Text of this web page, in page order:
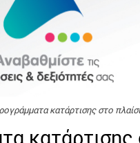
κατάρτισης στο
κατάρτισης